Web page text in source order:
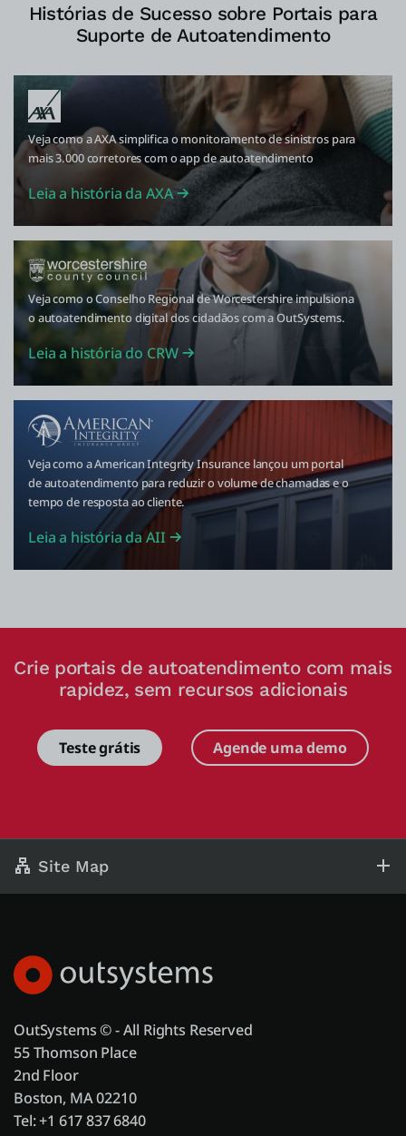
Histórias de Sucesso sobre Portais para
Suporte de Autoatendimento
Veja como a AXA simplifica o monitoramento de sinistros para
mais 3.000 corretores com o app de autoatendimento
Leia a história da AXA
Veja como o Conselho Regional de Worcestershire impulsiona
o autoatendimento digital dos cidadãos com a OutSystems.
Leia a história do CRW
Veja como a American Integrity Insurance lançou um portal
de autoatendimento para reduzir o volume de chamadas e o
tempo de resposta ao cliente.
Leia a história da AII
Crie portais de autoatendimento com mais
rapidez, sem recursos adicionais
Teste grátis Agende uma demo
Site Map
OutSystems © - All Rights Reserved
55 Thomson Place
2nd Floor
Boston, MA 02210
Tel: +1 617 837 6840